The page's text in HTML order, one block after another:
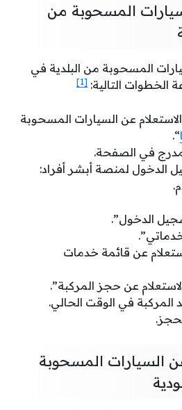
المسحوبة من
المسحوبة من البلدية في
الخطوات التالية: [1]
عن السيارات المسحوبة
“.
في الصفحة.
الدخول لمنصة أبشر أفراد:
الدخول”.
عن قائمة خدمات
عن حجز المركبة”.
في الوقت الحالي.
السيارات المسحوبة